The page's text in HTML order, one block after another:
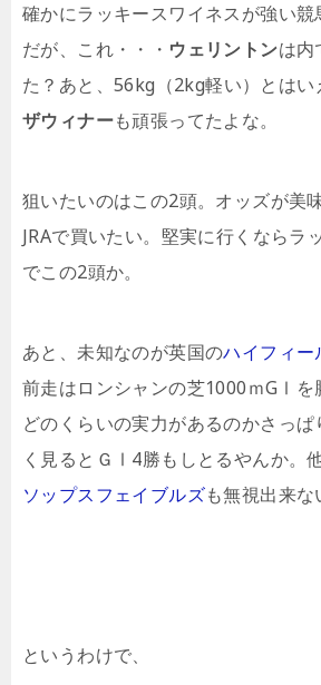
確かにラッキースワイネスが強い競
だが、これ・・・ ウェリントンは内
た？あと、56kg（2kg軽い）とはい
ザウィナーも頑張ってたよな。
狙いたいのはこの2頭。オッズが美
JRAで買いたい。堅実に行くならラ
でこの2頭か。
あと、未知なのが英国のハイフィー
前走はロンシャンの芝1000ｍGⅠを
どのくらいの実力があるのかさっぱ
く見るとＧⅠ4勝もしとるやんか。
ソップスフェイブルズも無視出来な
というわけで、